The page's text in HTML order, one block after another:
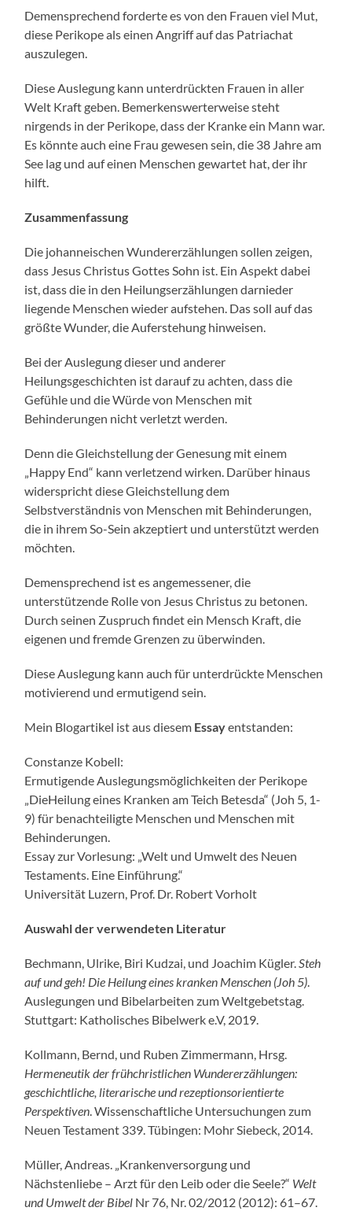
Demensprechend forderte es von den Frauen viel Mut,
diese Perikope als einen Angriff auf das Patriachat
auszulegen.
Diese Auslegung kann unterdrückten Frauen in aller
Welt Kraft geben. Bemerkenswerterweise steht
nirgends in der Perikope, dass der Kranke ein Mann war.
Es könnte auch eine Frau gewesen sein, die 38 Jahre am
See lag und auf einen Menschen gewartet hat, der ihr
hilft.
Zusammenfassung
Die johanneischen Wundererzählungen sollen zeigen,
dass Jesus Christus Gottes Sohn ist. Ein Aspekt dabei
ist, dass die in den Heilungserzählungen darnieder
liegende Menschen wieder aufstehen. Das soll auf das
größte Wunder, die Auferstehung hinweisen.
Bei der Auslegung dieser und anderer
Heilungsgeschichten ist darauf zu achten, dass die
Gefühle und die Würde von Menschen mit
Behinderungen nicht verletzt werden.
Denn die Gleichstellung der Genesung mit einem
„Happy End“ kann verletzend wirken. Darüber hinaus
widerspricht diese Gleichstellung dem
Selbstverständnis von Menschen mit Behinderungen,
die in ihrem So-Sein akzeptiert und unterstützt werden
möchten.
Demensprechend ist es angemessener, die
unterstützende Rolle von Jesus Christus zu betonen.
Durch seinen Zuspruch findet ein Mensch Kraft, die
eigenen und fremde Grenzen zu überwinden.
Diese Auslegung kann auch für unterdrückte Menschen
motivierend und ermutigend sein.
Mein Blogartikel ist aus diesem Essayentstanden:
Constanze Kobell:
Ermutigende Auslegungsmöglichkeiten der Perikope
„DieHeilung eines Kranken am Teich Betesda“ (Joh 5, 1-
9) für benachteiligte Menschen und Menschen mit
Behinderungen.
Essay zur Vorlesung: „Welt und Umwelt des Neuen
Testaments. Eine Einführung.“
Universität Luzern, Prof. Dr. Robert Vorholt
Auswahl der verwendeten Literatur
Bechmann, Ulrike, Biri Kudzai, und Joachim Kügler.Steh
auf und geh! Die Heilung eines kranken Menschen (Joh 5).
Auslegungen und Bibelarbeiten zum Weltgebetstag.
Stuttgart: Katholisches Bibelwerk e.V, 2019.
Kollmann, Bernd, und Ruben Zimmermann, Hrsg.
Hermeneutik der frühchristlichen Wundererzählungen:
geschichtliche, literarische und rezeptionsorientierte
Perspektiven. Wissenschaftliche Untersuchungen zum
Neuen Testament 339. Tübingen: Mohr Siebeck, 2014.
Müller, Andreas. „Krankenversorgung und
Nächstenliebe – Arzt für den Leib oder die Seele?“ Welt
und Umwelt der Bibel Nr 76, Nr. 02/2012 (2012): 61–67.